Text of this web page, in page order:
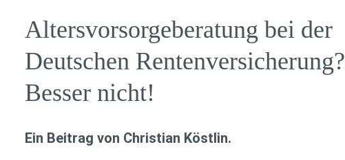
Altersvorsorgeberatung bei der
Deutschen Rentenversicherung?
Besser nicht!
Ein Beitrag von Christian Köstlin.